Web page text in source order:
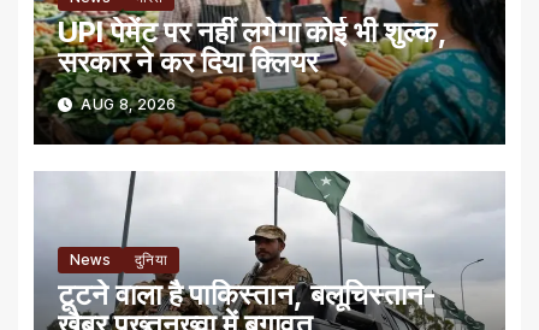
UPI पेमेंट पर नहीं लगेगा कोई भी शुल्क,
सरकार ने कर दिया क्लियर
AUG 8, 2026
News दुनिया
टूटने वाला है पाकिस्तान, बलूचिस्तान-